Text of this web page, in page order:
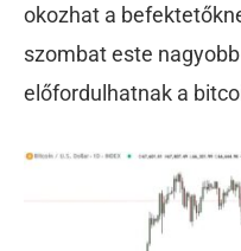
okozhat a
szombat este
előfordulhatnak a